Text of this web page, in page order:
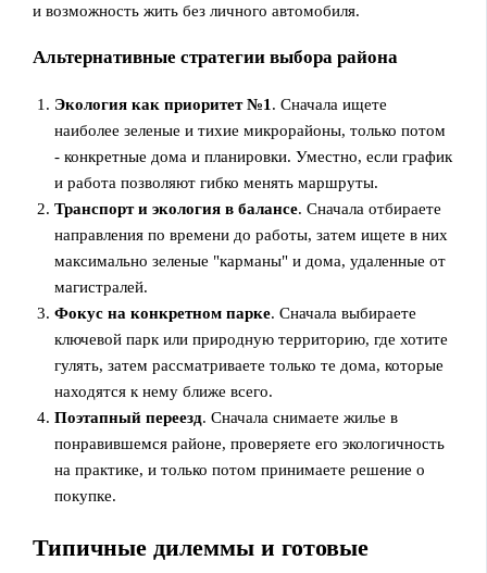
и возможность жить без личного автомобиля.
Альтернативные стратегии выбора района
Экология как приоритет №1 . Сначала ищете
наиболее зеленые и тихие микрорайоны, только потом
- конкретные дома и планировки. Уместно, если график
и работа позволяют гибко менять маршруты.
Транспорт и экология в балансе. Сначала отбираете
направления по времени до работы, затем ищете в них
максимально зеленые "карманы" и дома, удаленные от
магистралей.
Фокус на конкретном парке. Сначала выбираете
ключевой парк или природную территорию, где хотите
гулять, затем рассматриваете только те дома, которые
находятся к нему ближе всего.
Поэтапный переезд. Сначала снимаете жилье в
понравившемся районе, проверяете его экологичность
на практике, и только потом принимаете решение о
покупке.
Типичные дилеммы и готовые